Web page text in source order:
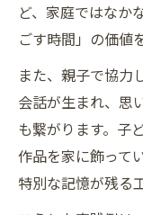
ど、家庭ではなか
ごす時間」の価値
また、親子で協力
会話が生まれ、思
も繋がります。子
作品を家に飾って
特別な記憶が残る